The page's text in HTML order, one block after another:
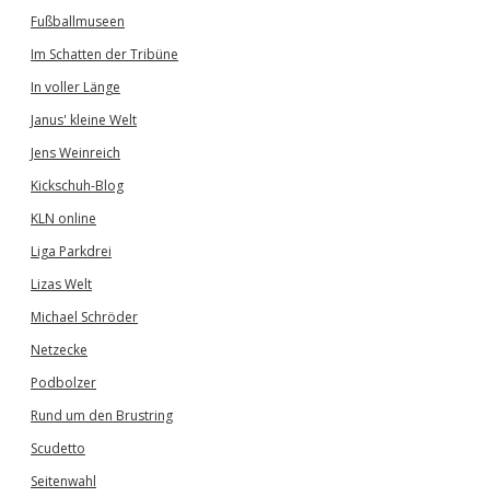
Fußballmuseen
Im Schatten der Tribüne
In voller Länge
Janus' kleine Welt
Jens Weinreich
Kickschuh-Blog
KLN online
Liga Parkdrei
Lizas Welt
Michael Schröder
Netzecke
Podbolzer
Rund um den Brustring
Scudetto
Seitenwahl